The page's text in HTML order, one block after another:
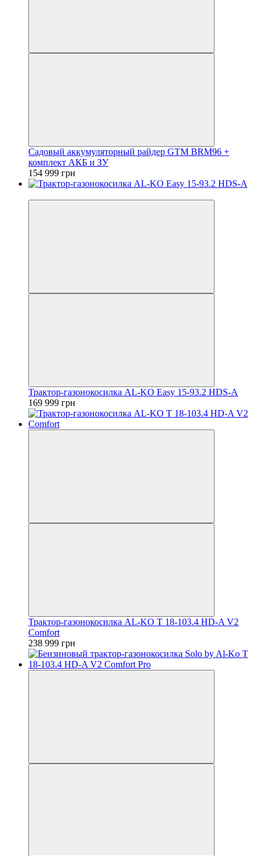
Садовый аккумуляторный райдер GTM BRM96 +
комплект АКБ и ЗУ
154 999 грн
Трактор-газонокосилка AL-KO Easy 15-93.2 HDS-A
169 999 грн
Трактор-газонокосилка AL-KO T 18-103.4 HD-A V2
Comfort
238 999 грн